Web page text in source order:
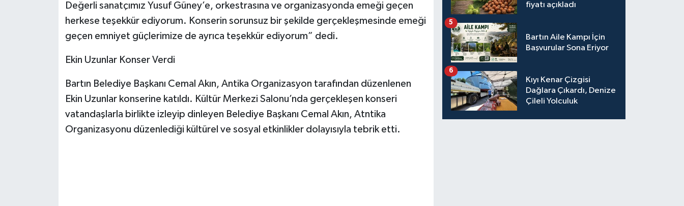
Değerli sanatçımız Yusuf Güney’e, orkestrasına ve organizasyonda emeği geçen
herkese teşekkür ediyorum. Konserin sorunsuz bir şekilde gerçekleşmesinde emeği
geçen emniyet güçlerimize de ayrıca teşekkür ediyorum” dedi.
Ekin Uzunlar Konser Verdi
Bartın Belediye Başkanı Cemal Akın, Antika Organizasyon tarafından düzenlenen
Ekin Uzunlar konserine katıldı. Kültür Merkezi Salonu’nda gerçekleşen konseri
vatandaşlarla birlikte izleyip dinleyen Belediye Başkanı Cemal Akın, Atntika
Organizasyonu düzenlediği kültürel ve sosyal etkinlikler dolayısıyla tebrik etti.
fiyatı açıkladı
Bartın Aile Kampı İçin
Başvurular Sona Eriyor
5
Kıyı Kenar Çizgisi
Dağlara Çıkardı, Denize
Çileli Yolculuk
6